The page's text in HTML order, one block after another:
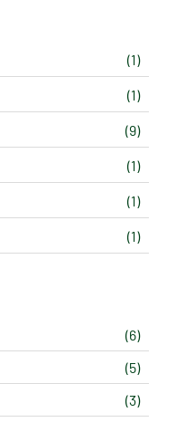
(1)
(1)
(9)
(1)
(1)
(1)
(6)
(5)
(3)